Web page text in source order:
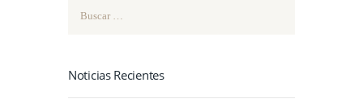
Noticias Recientes